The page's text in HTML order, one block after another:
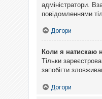
адміністратори.
повідомленнями
Догори
Коли я натискаю
Тільки
запобігти
Догори